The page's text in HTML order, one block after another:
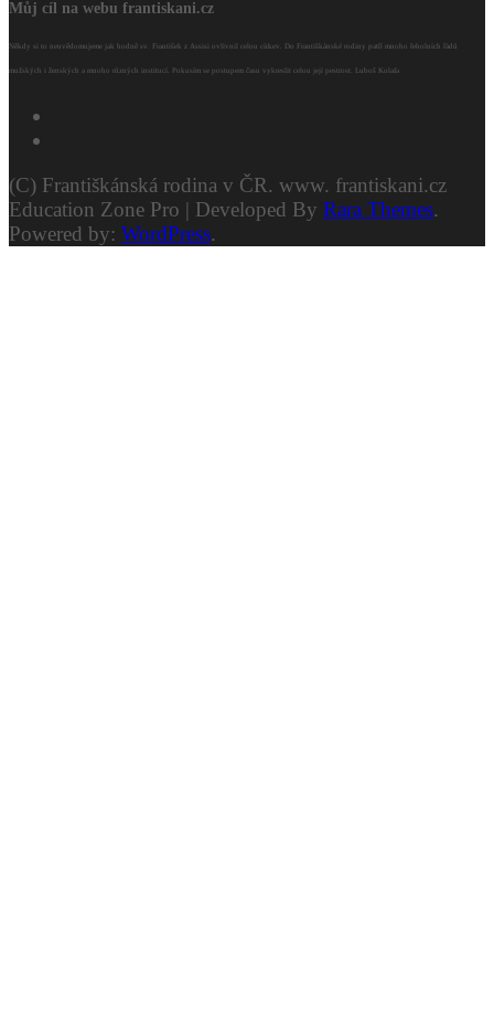
Můj cíl na webu frantiskani.cz
Někdy si to neuvědomujeme jak hodně sv. František z Assisi ovlivnil celou církev. Do Františkánské rodiny patří mnoho řeholních řádů
mužských i ženských a mnoho různých institucí. Pokusím se postupem času vykreslit celou její pestrost. Luboš Kolafa
(C) Františkánská rodina v ČR. www. frantiskani.cz
Education Zone Pro | Developed By Rara Themes.
Powered by: WordPress.